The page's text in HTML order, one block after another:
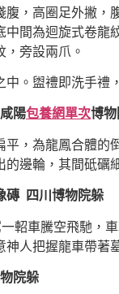
高圈足外撇，
中間為迴旋式卷龍
旁設兩爪。
盥禮即洗手禮，
陽包養網單次博
為龍鳳合體的倒
的邊輪，其間砥礪
四川博物院躲
車騰空飛馳，車
人把握龍車帶著
院躲